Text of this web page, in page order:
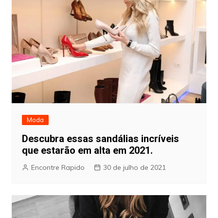
Moda
Descubra essas sandálias incríveis
que estarão em alta em 2021.
Encontre Rapido 30 de julho de 2021